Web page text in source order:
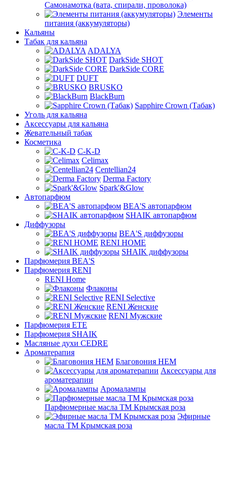
Самонамотка (вата, спирали, проволока)
Элементы
питания (аккумуляторы)
Кальяны
Табак для кальяна
ADALYA
DarkSide SHOT
DarkSide CORE
DUFT
BRUSKO
BlackBurn
Sapphire Crown (Табак)
Уголь для кальяна
Аксессуары для кальяна
Жевательный табак
Косметика
C-K-D
Celimax
Centellian24
Derma Factory
Spark'&Glow
Автопарфюм
BEA'S автопарфюм
SHAIK автопарфюм
Диффузоры
BEA'S диффузоры
RENI HOME
SHAIK диффузоры
Парфюмерия BEA'S
Парфюмерия RENI
RENI Home
Флаконы
RENI Selective
RENI Женские
RENI Мужские
Парфюмерия ETE
Парфюмерия SHAIK
Масляные духи CEDRE
Ароматерапия
Благовония HEM
Аксессуары для
ароматерапии
Аромалампы
Парфюмерные масла ТМ Крымская роза
Эфирные
масла ТМ Крымская роза